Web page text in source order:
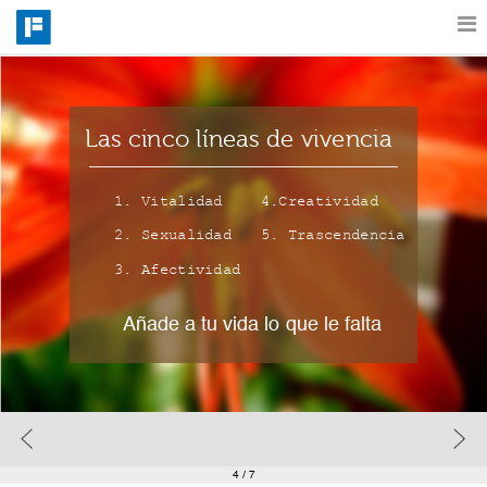
Catalog
Pricing
Las cinco líneas de vivencia
1. Vitalidad
2. Sexualidad
3. Afectividad
4.Creatividad
5. Trascendencia
Añade a tu vida lo que le falta
4/ 7